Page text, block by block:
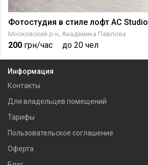
Фотостудия в стиле лофт AC Studio
Московский р-н, Академика Павлова
200 грн/час до 20 чел
Информация
Контакты
Для владельцев помещений
Тарифы
Пользовательское соглашение
Оферта